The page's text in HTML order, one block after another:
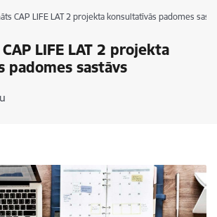
CAP LIFE LAT 2 projekta konsultatīvās padomes
LIFE LAT 2 projekta
padomes sastāvs